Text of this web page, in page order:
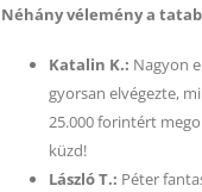
Néhány vélemény a
Katalin K.: Nagyon
gyorsan elvégezte,
25.000 forintért
küzd!
László T.: Péter